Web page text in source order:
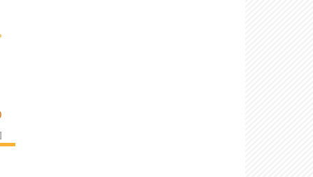
]